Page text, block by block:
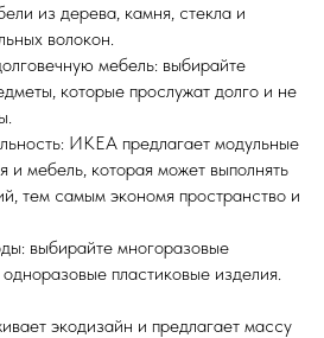
из дерева, камня, стекла и
волокон.
мебель: выбирайте
которые прослужат долго и не
ИКЕА предлагает модульные
и мебель, которая может выполнять
тем самым экономя пространство и
выбирайте многоразовые
пластиковые изделия.
экодизайн и предлагает массу